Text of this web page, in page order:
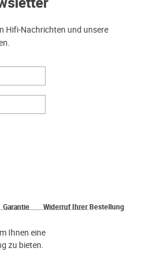
Ihnen eine
zu bieten.
Hifi-Nachrichten und unsere
Garantie
Widerruf Ihrer Bestellung